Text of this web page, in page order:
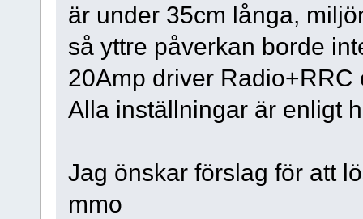
är under 35cm långa,
så yttre påverkan borde
20Amp driver
Alla inställningar är enligt
Jag önskar förslag för att
mmo